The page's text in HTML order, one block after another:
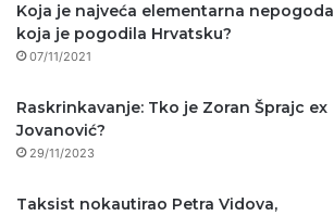
Koja je najveća elementarna nepogoda
koja je pogodila Hrvatsku?
07/11/2021
Raskrinkavanje: Tko je Zoran Šprajc ex
Jovanović?
29/11/2023
Taksist nokautirao Petra Vidova,